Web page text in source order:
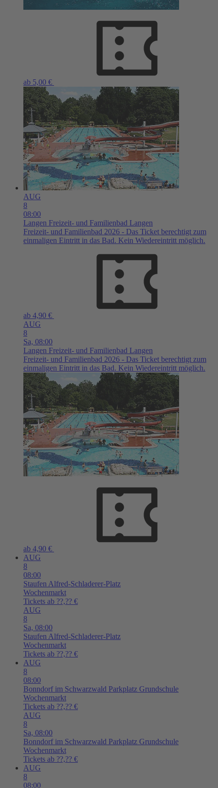
ab 5,00 €
AUG
8
08:00
Langen Freizeit- und Familienbad Langen
Freizeit- und Familienbad 2026 - Das Ticket berechtigt zum
einmaligen Eintritt in das Bad. Kein Wiedereintritt möglich.
ab 4,90 €
AUG
8
Sa, 08:00
Langen Freizeit- und Familienbad Langen
Freizeit- und Familienbad 2026 - Das Ticket berechtigt zum
einmaligen Eintritt in das Bad. Kein Wiedereintritt möglich.
ab 4,90 €
AUG
8
08:00
Staufen Alfred-Schladerer-Platz
Wochenmarkt
Tickets ab ??,?? €
AUG
8
Sa, 08:00
Staufen Alfred-Schladerer-Platz
Wochenmarkt
Tickets ab ??,?? €
AUG
8
08:00
Bonndorf im Schwarzwald Parkplatz Grundschule
Wochenmarkt
Tickets ab ??,?? €
AUG
8
Sa, 08:00
Bonndorf im Schwarzwald Parkplatz Grundschule
Wochenmarkt
Tickets ab ??,?? €
AUG
8
08:00